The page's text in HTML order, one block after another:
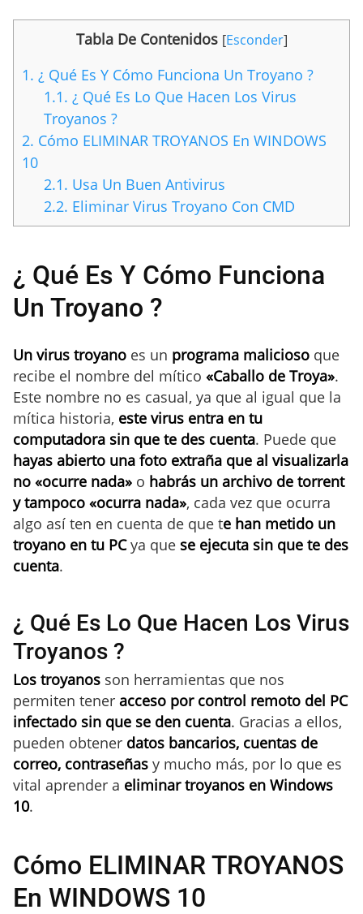
Tabla De Contenidos [Esconder]
1. ¿ Qué Es Y Cómo Funciona Un Troyano ?
1.1. ¿ Qué Es Lo Que Hacen Los Virus
Troyanos ?
2. Cómo ELIMINAR TROYANOS En WINDOWS
10
2.1. Usa Un Buen Antivirus
2.2. Eliminar Virus Troyano Con CMD
¿ Qué Es Y Cómo Funciona
Un Troyano ?
Un virus troyano es un programa malicioso que
recibe el nombre del mítico «Caballo de Troya».
Este nombre no es casual, ya que al igual que la
mítica historia, este virus entra en tu
computadora sin que te des cuenta. Puede que
hayas abierto una foto extraña que al visualizarla
no «ocurre nada» o habrás un archivo de torrent
y tampoco «ocurra nada», cada vez que ocurra
algo así ten en cuenta de que te han metido un
troyano en tu PCya que se ejecuta sin que te des
cuenta.
¿ Qué Es Lo Que Hacen Los Virus
Troyanos ?
Los troyanos son herramientas que nos
permiten tener acceso por control remoto del PC
infectado sin que se den cuenta. Gracias a ellos,
pueden obtener datos bancarios, cuentas de
correo, contraseñas y mucho más, por lo que es
vital aprender a eliminar troyanos en Windows
10.
Cómo ELIMINAR TROYANOS
En WINDOWS 10